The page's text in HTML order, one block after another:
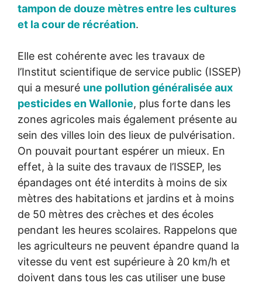
tampon de douze mètres entre les cultures
et la cour de récréation.
Elle est cohérente avec les travaux de
l’Institut scientifique de service public (ISSEP)
qui a mesuré une pollution généralisée aux
pesticides en Wallonie, plus forte dans les
zones agricoles mais également présente au
sein des villes loin des lieux de pulvérisation.
On pouvait pourtant espérer un mieux. En
effet, à la suite des travaux de l’ISSEP, les
épandages ont été interdits à moins de six
mètres des habitations et jardins et à moins
de 50 mètres des crèches et des écoles
pendant les heures scolaires. Rappelons que
les agriculteurs ne peuvent épandre quand la
vitesse du vent est supérieure à 20 km/h et
doivent dans tous les cas utiliser une buse